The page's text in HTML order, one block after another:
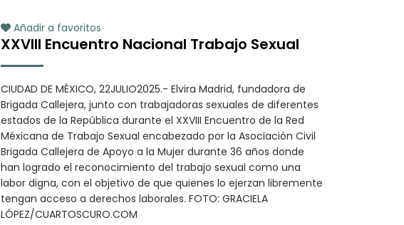
Añadir a favoritos
XXVIII Encuentro Nacional Trabajo Sexual
CIUDAD DE MÉXICO, 22JULIO2025.- Elvira Madrid, fundadora de
Brigada Callejera, junto con trabajadoras sexuales de diferentes
estados de la República durante el XXVIII Encuentro de la Red
Méxicana de Trabajo Sexual encabezado por la Asociación Civil
Brigada Callejera de Apoyo a la Mujer durante 36 años donde
han logrado el reconocimiento del trabajo sexual como una
labor digna, con el objetivo de que quienes lo ejerzan libremente
tengan acceso a derechos laborales. FOTO: GRACIELA
LÓPEZ/CUARTOSCURO.COM